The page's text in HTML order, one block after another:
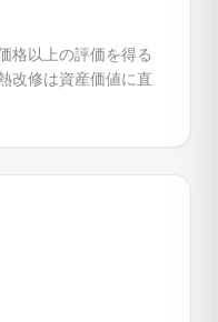
格以上の評価を得る
改修は資産価値に直